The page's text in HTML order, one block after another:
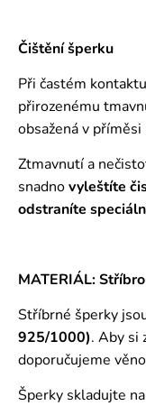
Čištění šperku
Při častém
přirozenému
obsažená v
Ztmavnutí a
snadnovyleštíte
odstraníte
MATERIÁL: Stříbro
Stříbrné šperky
925/1000). Aby si
doporučujeme
Šperky skladujte